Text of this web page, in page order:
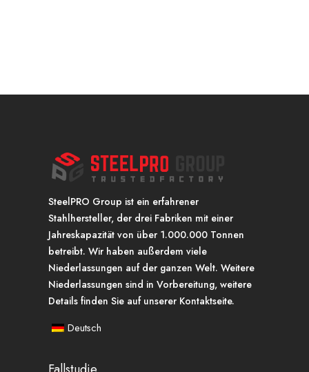
SteelPRO Group ist ein erfahrener
Stahlhersteller, der drei Fabriken mit einer
Jahreskapazität von über 1.000.000 Tonnen
betreibt. Wir haben außerdem viele
Niederlassungen auf der ganzen Welt. Weitere
Niederlassungen sind in Vorbereitung, weitere
Details finden Sie auf unserer Kontaktseite.
Deutsch